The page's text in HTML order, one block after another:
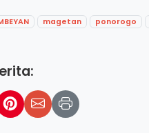
magetan ponorogo